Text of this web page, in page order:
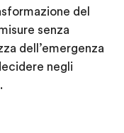
del
senza
dell’emergenza
negli